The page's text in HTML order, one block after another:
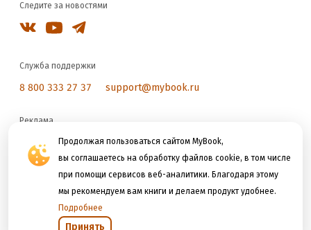
Продолжая пользоваться сайтом MyBook,
вы соглашаетесь на обработку файлов cookie, в том числе
при помощи сервисов веб-аналитики. Благодаря этому
мы рекомендуем вам книги и делаем продукт удобнее.
Подробнее
Принять
Следите за новостями
Служба поддержки
8 800 333 27 37 support@mybook.ru
Реклама
reklama@litres.ru
Мы принимаем к оплате